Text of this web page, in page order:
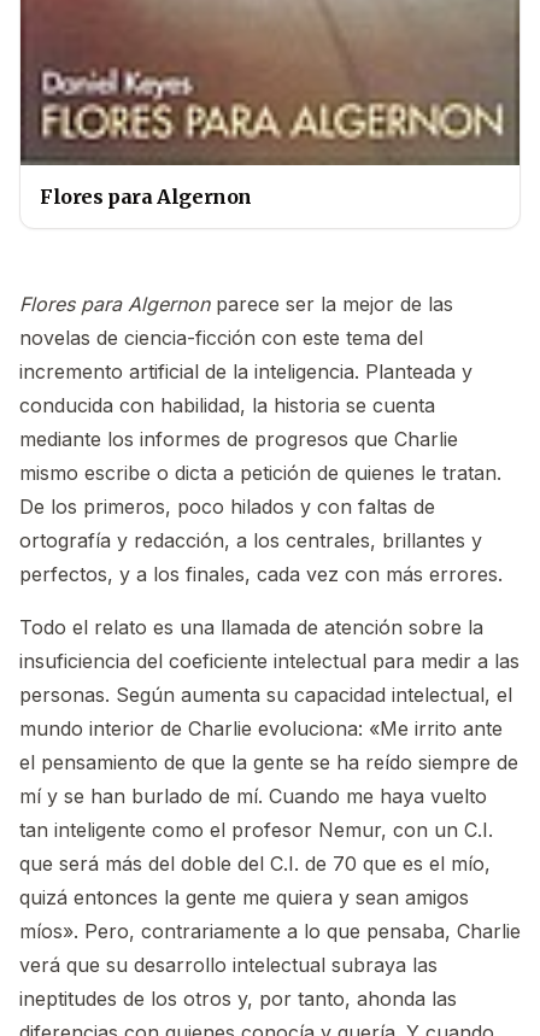
Flores para Algernon
Flores para Algernonparece ser la mejor de las
novelas de ciencia-ficción con este tema del
incremento artificial de la inteligencia. Planteada y
conducida con habilidad, la historia se cuenta
mediante los informes de progresos que Charlie
mismo escribe o dicta a petición de quienes le tratan.
De los primeros, poco hilados y con faltas de
ortografía y redacción, a los centrales, brillantes y
perfectos, y a los finales, cada vez con más errores.
Todo el relato es una llamada de atención sobre la
insuficiencia del coeficiente intelectual para medir a las
personas. Según aumenta su capacidad intelectual, el
mundo interior de Charlie evoluciona: «Me irrito ante
el pensamiento de que la gente se ha reído siempre de
mí y se han burlado de mí. Cuando me haya vuelto
tan inteligente como el profesor Nemur, con un C.I.
que será más del doble del C.I. de 70 que es el mío,
quizá entonces la gente me quiera y sean amigos
míos». Pero, contrariamente a lo que pensaba, Charlie
verá que su desarrollo intelectual subraya las
ineptitudes de los otros y, por tanto, ahonda las